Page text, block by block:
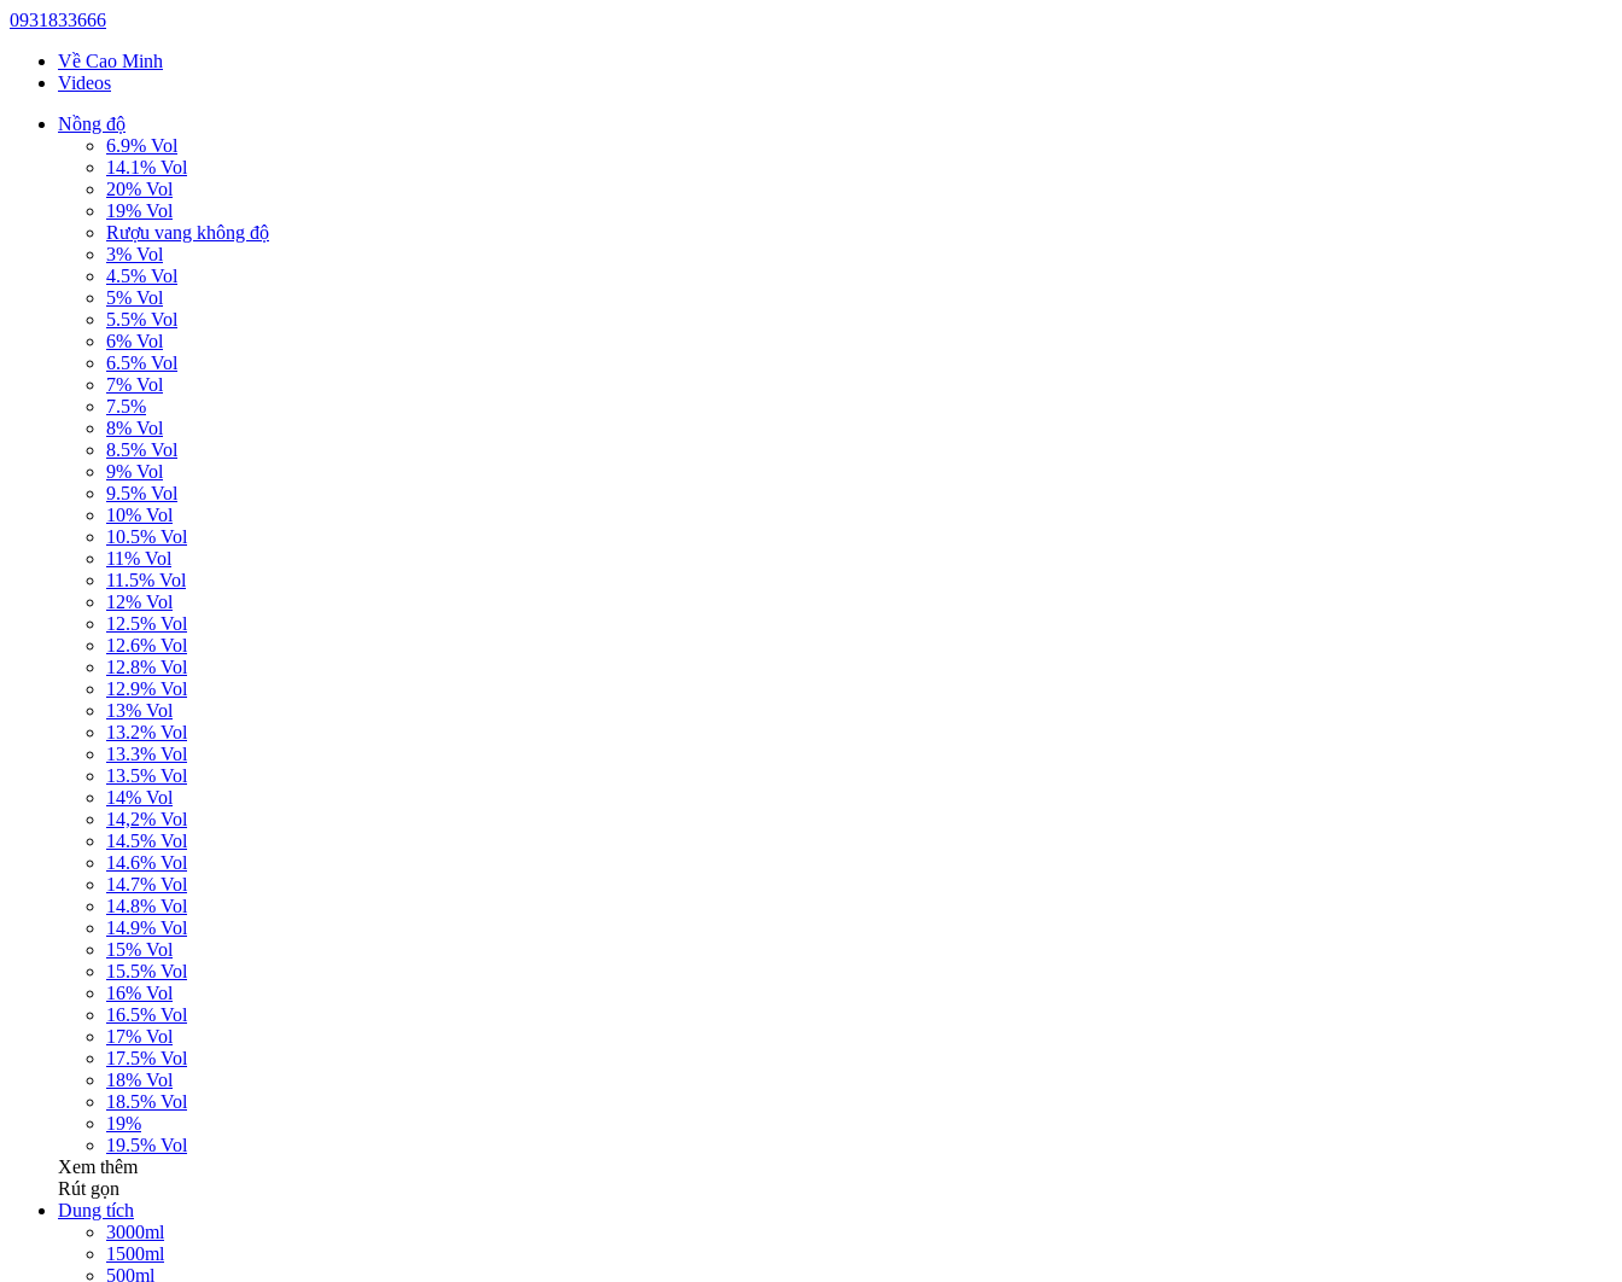
0931833666
Về Cao Minh
Videos
Nồng độ
6.9% Vol
14.1% Vol
20% Vol
19% Vol
Rượu vang không độ
3% Vol
4.5% Vol
5% Vol
5.5% Vol
6% Vol
6.5% Vol
7% Vol
7.5%
8% Vol
8.5% Vol
9% Vol
9.5% Vol
10% Vol
10.5% Vol
11% Vol
11.5% Vol
12% Vol
12.5% Vol
12.6% Vol
12.8% Vol
12.9% Vol
13% Vol
13.2% Vol
13.3% Vol
13.5% Vol
14% Vol
14,2% Vol
14.5% Vol
14.6% Vol
14.7% Vol
14.8% Vol
14.9% Vol
15% Vol
15.5% Vol
16% Vol
16.5% Vol
17% Vol
17.5% Vol
18% Vol
18.5% Vol
19%
19.5% Vol
Xem thêm
Rút gọn
Dung tích
3000ml
1500ml
500ml